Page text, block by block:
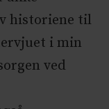
historiene til
i min
ved